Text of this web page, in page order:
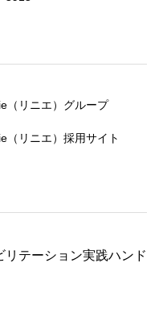
（リニエ）グループ
（リニエ）採用サイト
リテーション実践ハンド